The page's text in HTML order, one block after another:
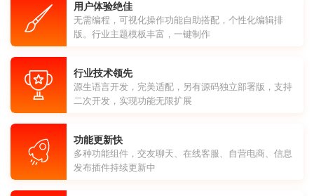
用户体验绝佳
无需编程，可视化操作功能自助搭配，个性化编辑排
版。行业主题模板丰富，一键制作
行业技术领先
源生语言开发，完美适配，另有源码独立部署版，支持
二次开发，实现功能无限扩展
功能更新快
多种功能组件，交友聊天、在线客服、自营电商、信息
发布插件持续更新中